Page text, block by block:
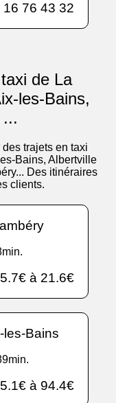
76 43 32
de La
les-Bains,
trajets en taxi
Bains, Albertville
Des itinéraires
clients.
à 21.6€
Bains
à 94.4€